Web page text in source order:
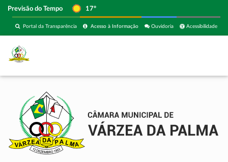
Previsão do Tempo 17º
Acessibilidade
Ouvidoria
Acesso à Informação
Portal da Transparência